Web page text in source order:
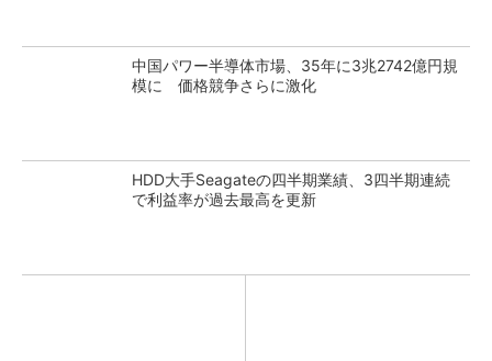
中国パワー半導体市場、35年に3兆2742億円規
模に 価格競争さらに激化
HDD大手Seagateの四半期業績、3四半期連続
で利益率が過去最高を更新